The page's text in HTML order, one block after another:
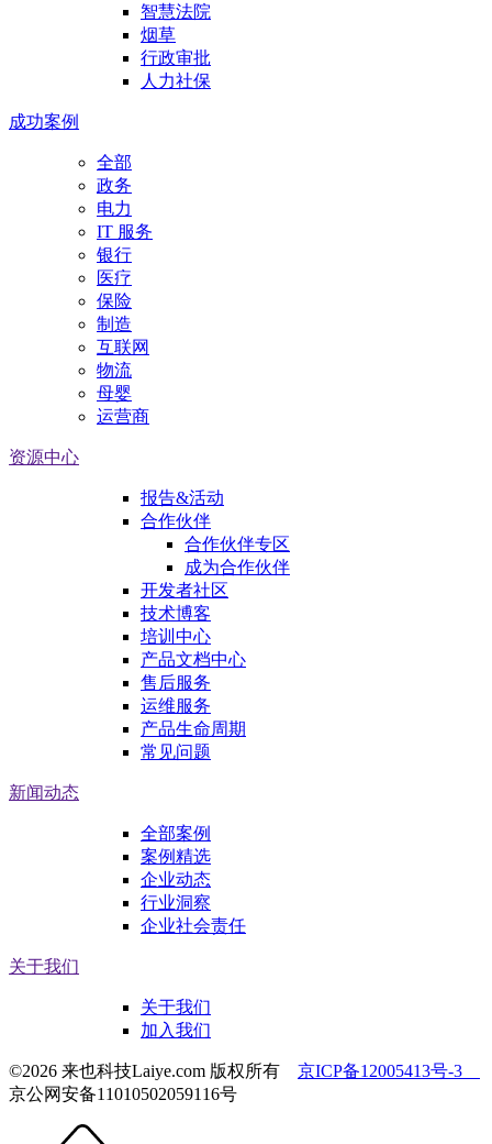
智慧法院
烟草
行政审批
人力社保
成功案例
全部
政务
电力
IT 服务
银行
医疗
保险
制造
互联网
物流
母婴
运营商
资源中心
报告&活动
合作伙伴
合作伙伴专区
成为合作伙伴
开发者社区
技术博客
培训中心
产品文档中心
售后服务
运维服务
产品生命周期
常见问题
新闻动态
全部案例
案例精选
企业动态
行业洞察
企业社会责任
关于我们
关于我们
加入我们
©2026 来也科技Laiye.com 版权所有 京ICP备12005413号-3
京公网安备11010502059116号